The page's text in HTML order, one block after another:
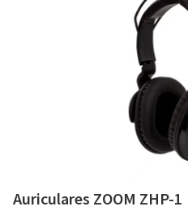
Auriculares ZOOM ZHP-1